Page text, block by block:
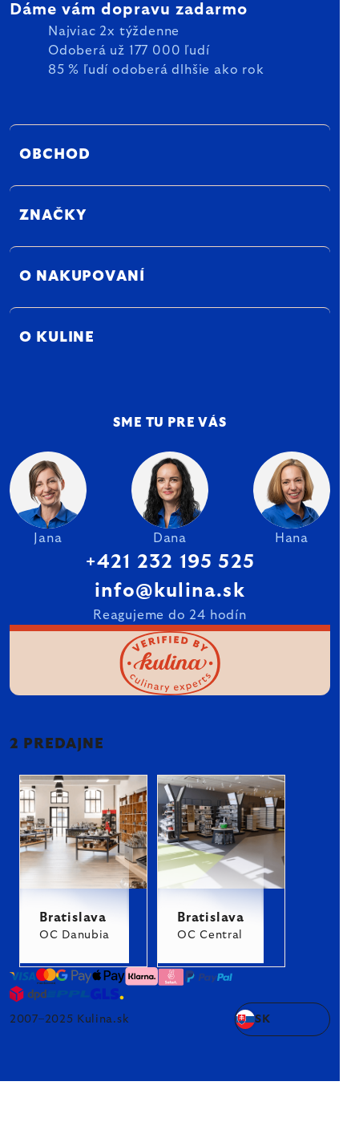
Dáme vám dopravu zadarmo
Najviac 2x týždenne
Odoberá už 177 000 ľudí
85 % ľudí odoberá dlhšie ako rok
OBCHOD
ZNAČKY
O NAKUPOVANÍ
O KULINE
SME TU PRE VÁS
Jana Dana Hana
+421 232 195 525
info@kulina.sk
Reagujeme do 24 hodín
2 PREDAJNE
Bratislava
OC Danubia
Bratislava
OC Central
2007–2025 Kulina.sk SK